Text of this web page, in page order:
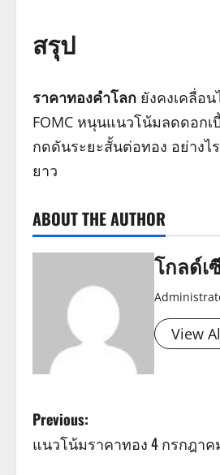
สรุป
ราคาทองคำโลก ยังคงเคลื่อ
FOMC หนุนแนวโน้มลดดอก
กดดันระยะสั้นต่อทอง อย่าง
ยาว
ABOUT THE AUTHOR
โกลด์เ
View
P
o
Previous:
แนวโน้มราคาทอง 4 กรกฎาค